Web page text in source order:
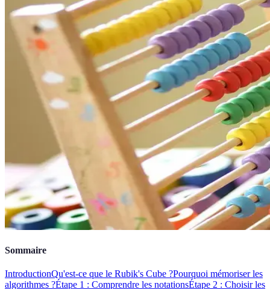
Sommaire
IntroductionQu'est-ce que le Rubik's Cube ?Pourquoi mémoriser les
algorithmes ?Étape 1 : Comprendre les notationsÉtape 2 : Choisir les